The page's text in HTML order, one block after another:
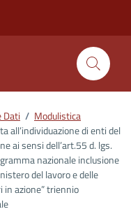
Dati / Modulistica
all’individuazione di enti del
ai sensi dell’art.55 d. lgs.
nazionale inclusione
del lavoro e delle
in azione” triennio